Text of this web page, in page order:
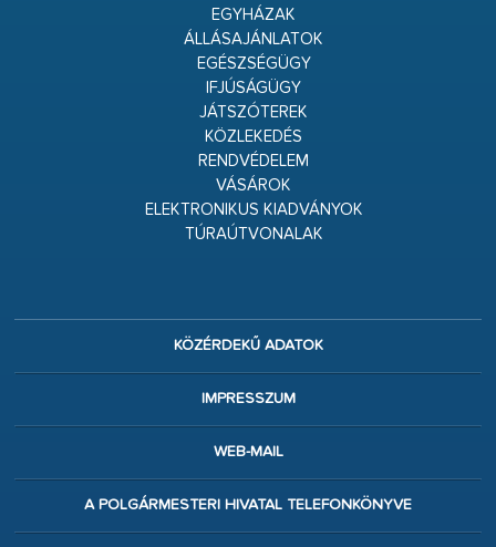
EGYHÁZAK
ÁLLÁSAJÁNLATOK
EGÉSZSÉGÜGY
IFJÚSÁGÜGY
JÁTSZÓTEREK
KÖZLEKEDÉS
RENDVÉDELEM
VÁSÁROK
ELEKTRONIKUS KIADVÁNYOK
TÚRAÚTVONALAK
KÖZÉRDEKŰ ADATOK
IMPRESSZUM
WEB-MAIL
A POLGÁRMESTERI HIVATAL TELEFONKÖNYVE